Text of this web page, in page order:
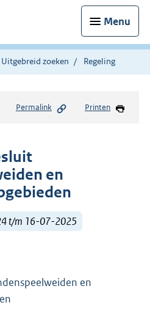
Menu
Uitgebreid zoeken Regeling
Permalink Printen
en
t/m 16-07-2025
en